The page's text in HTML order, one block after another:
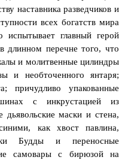
наставника разведчиков и
всех богатств мира
главный герой
перечне того, что
и молитвенные цилиндры
и необточенного янтаря;
причудливо упакованные
с инкрустацией из
дьявольские маски и стена,
как хвост павлина,
Будды и переносные
самовары с бирюзой на